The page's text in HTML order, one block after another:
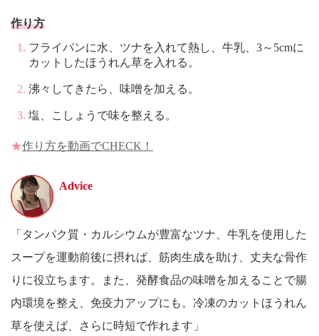
作り方
フライパンに水、ツナを入れて熱し、牛乳、3～5cmに
カットしたほうれん草を入れる。
沸々してきたら、味噌を加える。
塩、こしょうで味を整える。
★作り方を動画でCHECK！
Advice
「タンパク質・カルシウムが豊富なツナ、牛乳を使用した
スープを運動前後に摂れば、筋肉生成を助け、丈夫な骨作
りに役立ちます。また、発酵食品の味噌を加えることで腸
内環境を整え、免疫力アップにも。冷凍のカットほうれん
草を使えば、さらに時短で作れます」